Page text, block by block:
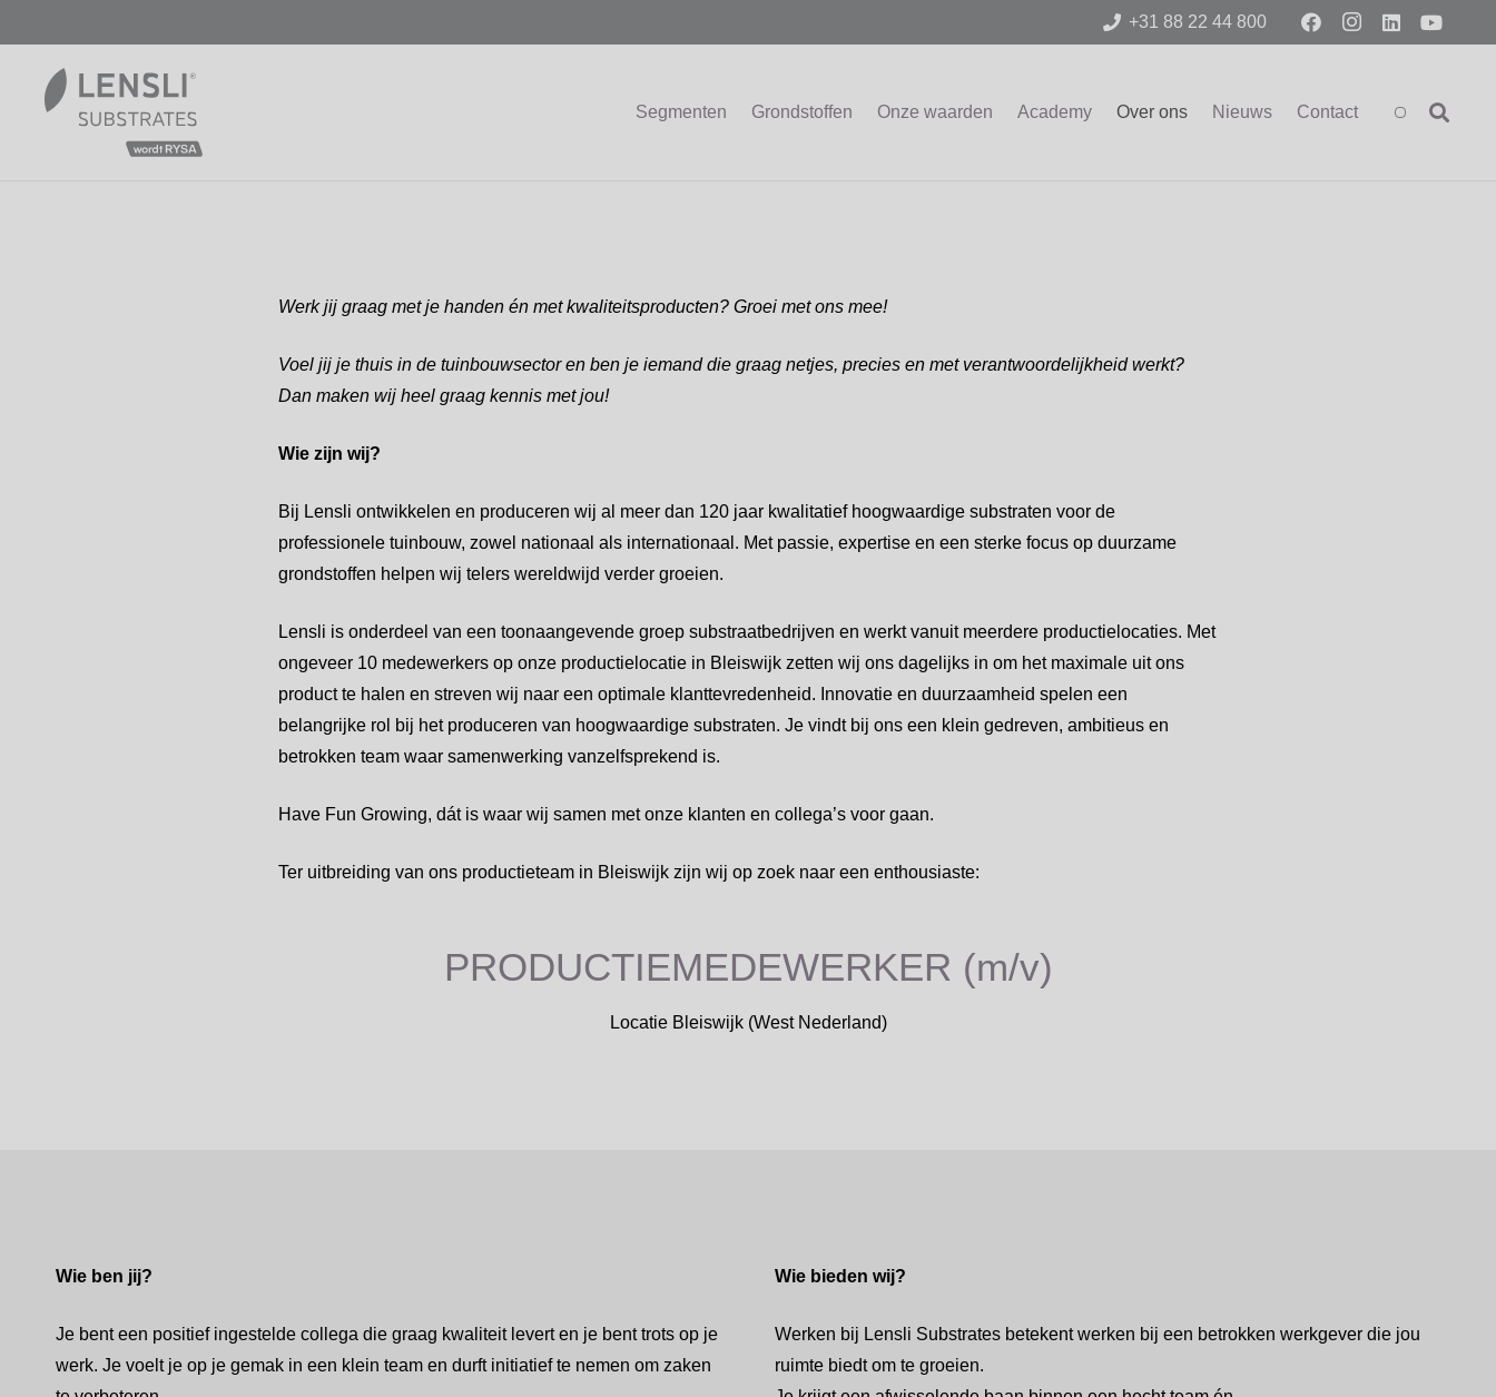
+31 88 22 44 800
Segmenten Grondstoffen Onze waarden Academy Over ons Nieuws Contact
Werk jij graag met je handen én met kwaliteitsproducten? Groei met ons mee!
Voel jij je thuis in de tuinbouwsector en ben je iemand die graag netjes, precies en met verantwoordelijkheid werkt?
Dan maken wij heel graag kennis met jou!
Wie zijn wij?
Bij Lensli ontwikkelen en produceren wij al meer dan 120 jaar kwalitatief hoogwaardige substraten voor de
professionele tuinbouw, zowel nationaal als internationaal. Met passie, expertise en een sterke focus op duurzame
grondstoffen helpen wij telers wereldwijd verder groeien.
Lensli is onderdeel van een toonaangevende groep substraatbedrijven en werkt vanuit meerdere productielocaties. Met
ongeveer 10 medewerkers op onze productielocatie in Bleiswijk zetten wij ons dagelijks in om het maximale uit ons
product te halen en streven wij naar een optimale klanttevredenheid. Innovatie en duurzaamheid spelen een
belangrijke rol bij het produceren van hoogwaardige substraten. Je vindt bij ons een klein gedreven, ambitieus en
betrokken team waar samenwerking vanzelfsprekend is.
Have Fun Growing, dát is waar wij samen met onze klanten en collega’s voor gaan.
Ter uitbreiding van ons productieteam in Bleiswijk zijn wij op zoek naar een enthousiaste:
PRODUCTIEMEDEWERKER (m/v)
Locatie Bleiswijk (West Nederland)
Wie ben jij?
Je bent een positief ingestelde collega die graag kwaliteit levert en je bent trots op je
werk. Je voelt je op je gemak in een klein team en durft initiatief te nemen om zaken
Wie bieden wij?
Werken bij Lensli Substrates betekent werken bij een betrokken werkgever die jou
ruimte biedt om te groeien.